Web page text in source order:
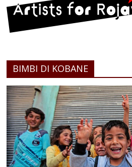
BIMBI DI KOBANE